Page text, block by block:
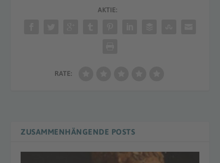
AKTIE:
RATE:
ZUSAMMENHÄNGENDE POSTS